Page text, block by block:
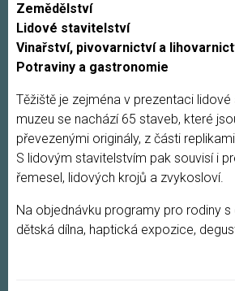
Zemědělství
Lidové stavitelství
Vinařství, pivovarnictví a
Potraviny a gastronomie
Těžiště je zejména v prezentaci
muzeu se nachází 65 staveb, které
převezenými originály, z části
S lidovým stavitelstvím pak souvisí i
řemesel, lidových krojů a zvykosloví.
Na objednávku programy pro rodiny s
dětská dílna, haptická expozice,